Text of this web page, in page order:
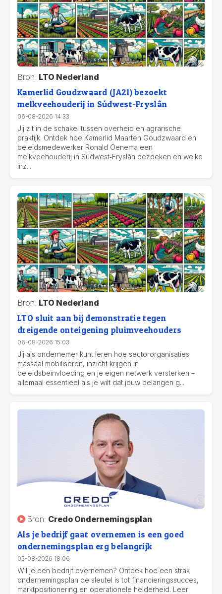
Bron: LTO Nederland
Kamerlid Goudzwaard (JA21) bezoekt
melkveehouderij in Súdwest-Fryslân
06-08-2026 14:33
Jij zit in de schakel tussen overheid en agrarische
praktijk. Ontdek hoe Kamerlid Maarten Goudzwaard en
beleidsmedewerker Ronald Oenema een
melkveehouderij in Súdwest‑Fryslân bezoeken en welke
inz...
Bron: LTO Nederland
LTO sluit aan bij demonstratie tegen
dreigende onteigening pluimveehouders
06-08-2026 15:03
Jij als ondernemer kunt leren hoe sectororganisaties
massaal mobiliseren, inzicht krijgen in
beleidsbeïnvloeding en je eigen netwerk versterken –
allemaal essentieel als je wilt dat jouw belangen g...
Bron: Credo Ondernemingsplan
Als je bedrijf gaat overnemen is een goed
ondernemingsplan erg belangrijk
05-08-2026 18:06
Wil je een bedrijf overnemen? Ontdek hoe een strak
ondernemingsplan de sleutel is tot financieringssucces,
marktpositionering en operationele helderheid. Leer